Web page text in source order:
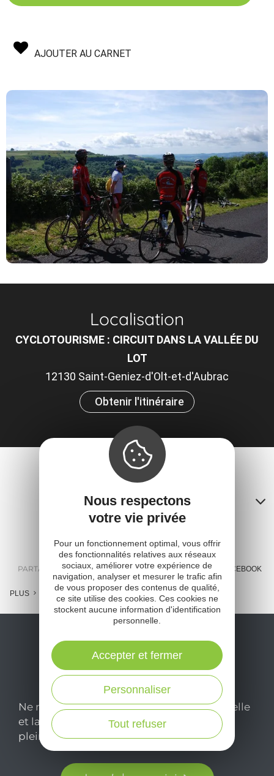
AJOUTER AU CARNET
Localisation
CYCLOTOURISME : CIRCUIT DANS LA VALLÉE DU
LOT
12130 Saint-Geniez-d'Olt-et-d'Aubrac
Obtenir l'itinéraire
Contacts
PARTAGER : E-MAIL MESSENGER FACEBOOK
PLUS
Ne manquez pas notre newsletter mensuelle
et laissez-vous inspirer pour profiter
pleinement de votre séjour en Aveyron.
Nous respectons
votre vie privée
Pour un fonctionnement optimal, vous offrir
des fonctionnalités relatives aux réseaux
sociaux, améliorer votre expérience de
navigation, analyser et mesurer le trafic afin
de vous proposer des contenus de qualité,
ce site utilise des cookies. Ces cookies ne
stockent aucune information d'identification
personnelle.
Tout refuser
Personnaliser
Accepter et fermer